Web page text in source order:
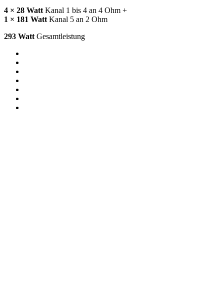
4 × 28 Watt Kanal 1 bis 4 an 4 Ohm +
1 × 181 Watt Kanal 5 an 2 Ohm
293 Watt Gesamtleistung